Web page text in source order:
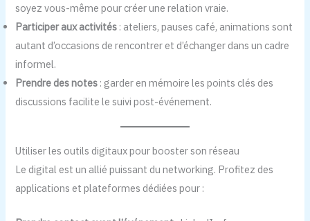
soyez vous-même pour créer une relation vraie.
Participer aux activités : ateliers, pauses café, animations sont
autant d’occasions de rencontrer et d’échanger dans un cadre
informel.
Prendre des notes : garder en mémoire les points clés des
discussions facilite le suivi post-événement.
Utiliser les outils digitaux pour booster son réseau
Le digital est un allié puissant du networking. Profitez des
applications et plateformes dédiées pour :